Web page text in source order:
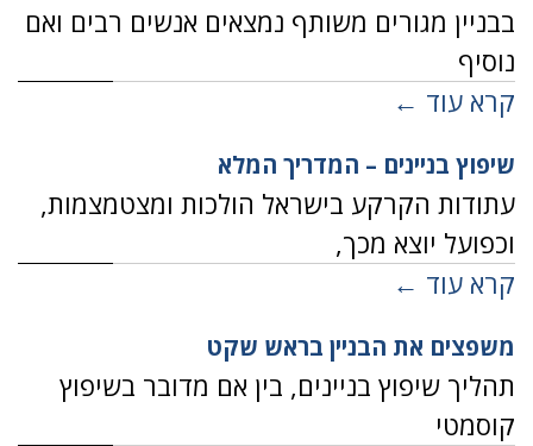
בבניין מגורים משותף נמצאים אנשים רבים ואם
נוסיף
קרא עוד ←
שיפוץ בניינים – המדריך המלא
עתודות הקרקע בישראל הולכות ומצטמצמות,
וכפועל יוצא מכך,
קרא עוד ←
משפצים את הבניין בראש שקט
תהליך שיפוץ בניינים, בין אם מדובר בשיפוץ
קוסמטי